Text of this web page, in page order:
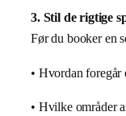
3. Stil de rigtige
Før du booker en
• Hvordan foregår
• Hvilke områder